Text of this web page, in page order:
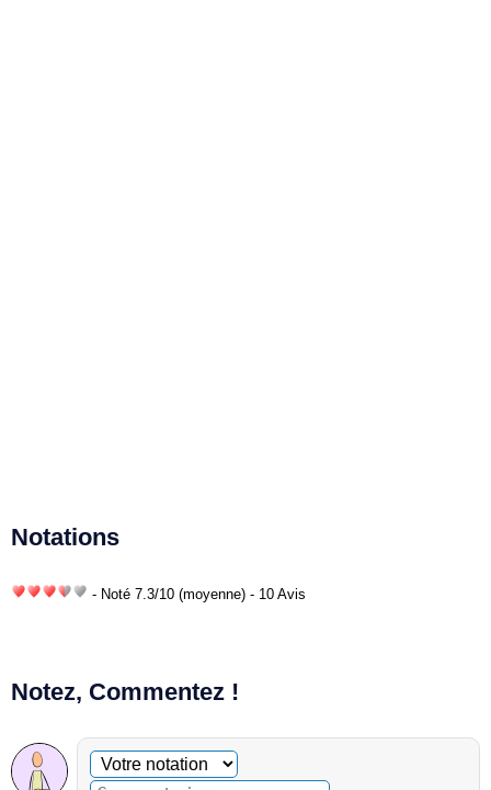
Notations
- Noté 7.3/10 (moyenne) - 10 Avis
Notez, Commentez !
Commentaire facultatif
Votre notation